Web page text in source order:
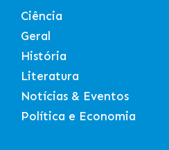
Ciência
Geral
História
Literatura
Notícias & Eventos
Política e Economia